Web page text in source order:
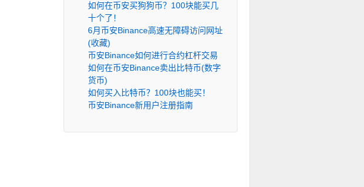
如何在币安买狗狗币？100块能买几
十个了！
6月币安Binance高速无障碍访问网址
(收藏)
币安Binance如何进行合约杠杆交易
如何在币安Binance卖出比特币(数字
货币)
如何买入比特币？100块也能买！
币安Binance新用户注册指南